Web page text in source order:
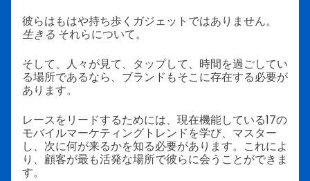
彼らはもはや持ち歩くガジェットではありません。
生きる それらについて。
そして、人々が見て、タップして、時間を過ごしてい
る場所であるなら、ブランドもそこに存在する必要が
あります。
レースをリードするためには、現在機能している17の
モバイルマーケティングトレンドを学び、マスター
し、次に何が来るかを知る必要があります。これによ
り、顧客が最も活発な場所で彼らに会うことができま
す。